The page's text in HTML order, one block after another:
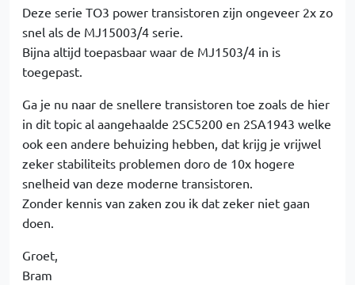
Deze serie TO3 power transistoren zijn ongeveer 2x zo
snel als de MJ15003/4 serie.
Bijna altijd toepasbaar waar de MJ1503/4 in is
toegepast.
Ga je nu naar de snellere transistoren toe zoals de hier
in dit topic al aangehaalde 2SC5200 en 2SA1943 welke
ook een andere behuizing hebben, dat krijg je vrijwel
zeker stabiliteits problemen doro de 10x hogere
snelheid van deze moderne transistoren.
Zonder kennis van zaken zou ik dat zeker niet gaan
doen.
Groet,
Bram